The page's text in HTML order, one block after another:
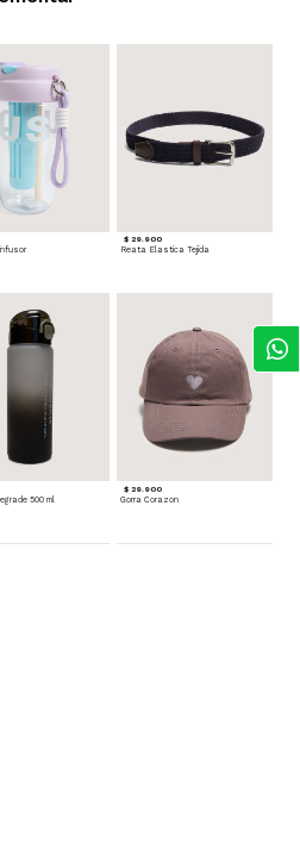
$ 29.900
Reata Elastica Tejida
500 ml
$ 29.900
Gorra Corazon